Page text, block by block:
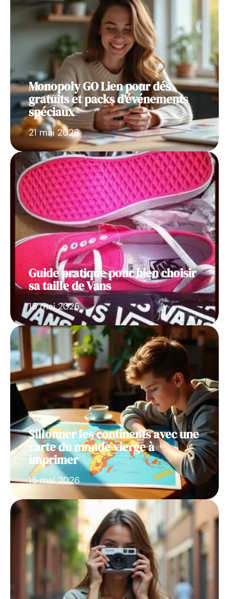
Monopoly GO Lien pour dés
gratuits et packs d’événements
spéciaux
21 mai 2026
Guide pratique pour bien choisir
sa taille de Vans
15 mai 2026
Sillonner les continents avec une
carte du monde vierge à
imprimer
15 mai 2026